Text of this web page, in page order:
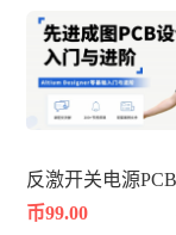
币99.00